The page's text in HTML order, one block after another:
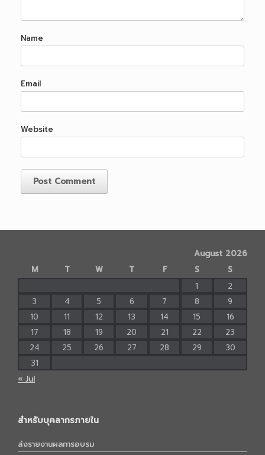
Name
Email
Website
August 2026
M
T W T F S
S
1
2
3
4 5 6 7 8
9
10
11 12 13 14 15
16
17
18 19 20 21 22
23
24
25 26 27 28 29
30
31
« Jul
สำหรับบุคลากรภายใน
ส่งรายงานผลการอบรม